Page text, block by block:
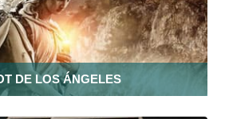
DE LOS ÁNGELES